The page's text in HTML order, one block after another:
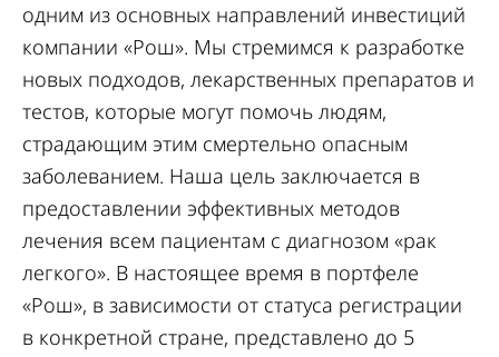
одним из основных направлений инвестиций
компании «Рош». Мы стремимся к разработке
новых подходов, лекарственных препаратов и
тестов, которые могут помочь людям,
страдающим этим смертельно опасным
заболеванием. Наша цель заключается в
предоставлении эффективных методов
лечения всем пациентам с диагнозом «рак
легкого». В настоящее время в портфеле
«Рош», в зависимости от статуса регистрации
в конкретной стране, представлено до 5